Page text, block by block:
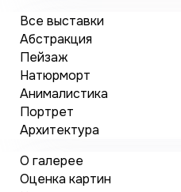
Все выставки
Абстракция
Пейзаж
Натюрморт
Анималистика
Портрет
Архитектура
О галерее
Оценка картин